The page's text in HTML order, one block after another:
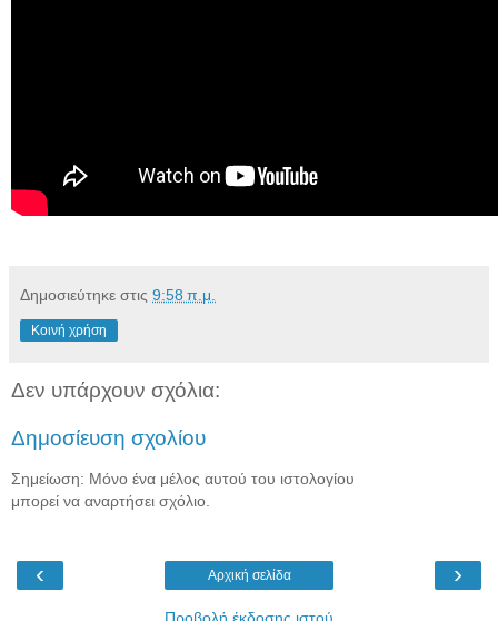
Δημοσιεύτηκε στις 9:58 π.μ.
Κοινή χρήση
Δεν υπάρχουν σχόλια:
Δημοσίευση σχολίου
Σημείωση: Μόνο ένα μέλος αυτού του ιστολογίου
μπορεί να αναρτήσει σχόλιο.
‹ ›
Αρχική σελίδα